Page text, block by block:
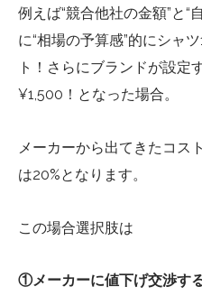
例えば“競合他社の金額”と“
に“相場の予算感”的にシャ
ト！さらにブランドが設定
¥1,500！となった場合。
メーカーから出てきたコス
は20%となります。
この場合選択肢は
①メーカーに値下げ交渉す